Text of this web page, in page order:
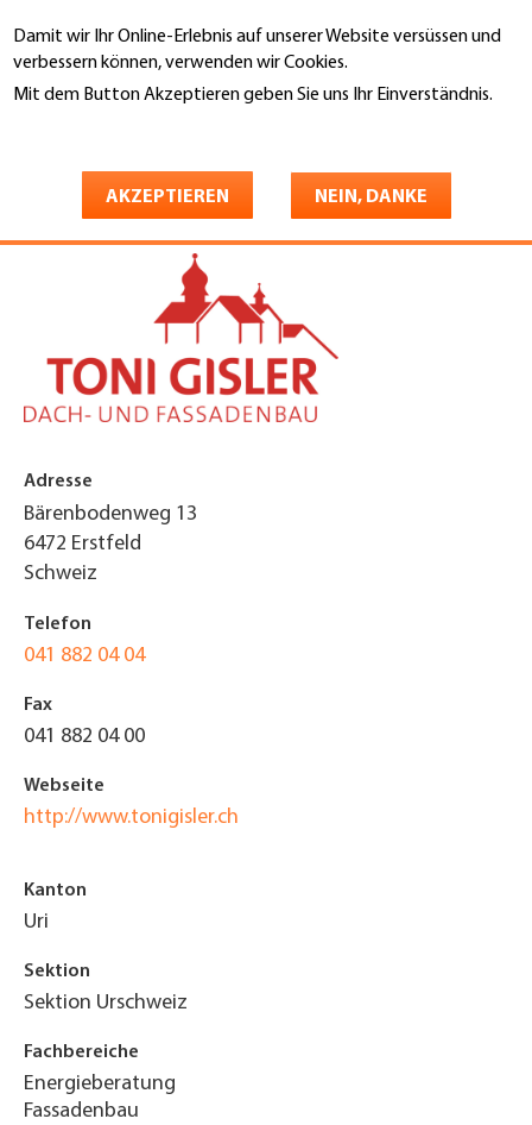
Damit wir Ihr Online-Erlebnis auf unserer Website versüssen und
verbessern können, verwenden wir Cookies.
Mit dem Button Akzeptieren geben Sie uns Ihr Einverständnis.
AKZEPTIEREN NEIN, DANKE
zum
Inhalt
Gisler Toni AG
Adresse
Bärenbodenweg 13
6472 Erstfeld
Schweiz
Telefon
041 882 04 04
Fax
041 882 04 00
Webseite
http://www.tonigisler.ch
Kanton
Uri
Sektion
Sektion Urschweiz
Fachbereiche
Energieberatung
Fassadenbau